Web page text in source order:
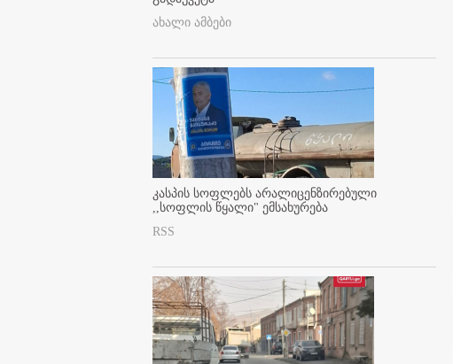
ახალი ამბები
კასპის სოფლებს არალიცენზირებული
,,სოფლის წყალი" ემსახურება
RSS